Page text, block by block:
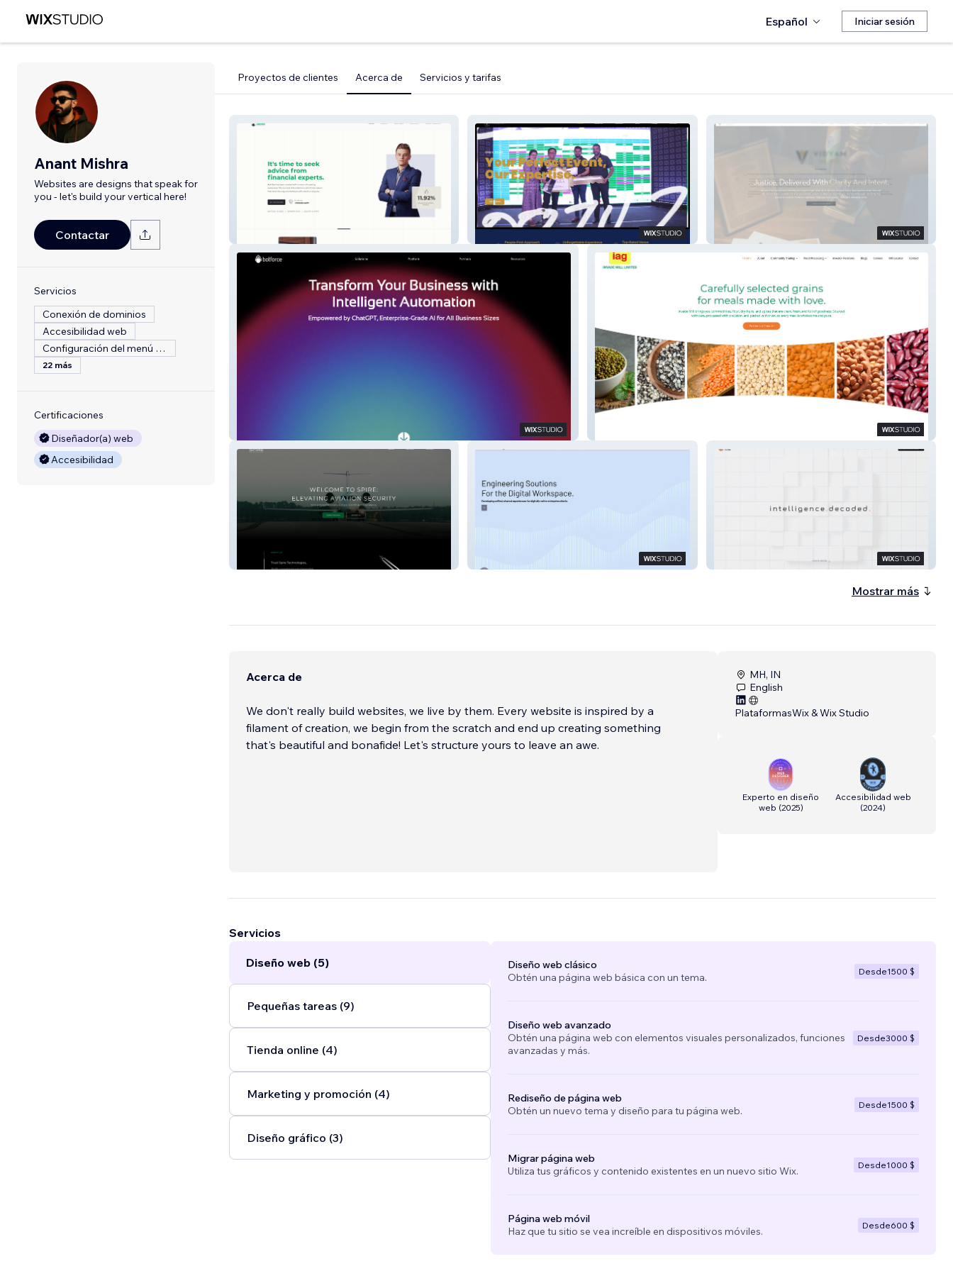
Español Iniciar sesión
Anant Mishra
Websites are designs that speak for
you - let's build your vertical here!
Contactar
Servicios
Conexión de dominios
Accesibilidad web
Configuración del menú del restaurante
22 más
Certificaciones
Diseñador(a) web
Accesibilidad
Proyectos de clientes Acerca de Servicios y tarifas
Ask Geo Events and Pro Vidyam Legal
Spire Operations
Mostrar más
Acerca de
We don't really build websites, we live by them. Every website is inspired by a
filament of creation, we begin from the scratch and end up creating something
that's beautiful and bonafide! Let's structure yours to leave an awe.
MH, IN
English
PlataformasWix & Wix Studio
Experto en diseño
web (2025)
Accesibilidad web
(2024)
Servicios
Diseño web (5)
Pequeñas tareas (9)
Tienda online (4)
Marketing y promoción (4)
Diseño gráfico (3)
Diseño web clásico
Obtén una página web básica con un tema.
Desde1500 $
Diseño web avanzado
Obtén una página web con elementos visuales personalizados, funciones
avanzadas y más.
Desde3000 $
Rediseño de página web
Obtén un nuevo tema y diseño para tu página web.
Desde1500 $
Migrar página web
Utiliza tus gráficos y contenido existentes en un nuevo sitio Wix.
Desde1000 $
Página web móvil
Haz que tu sitio se vea increíble en dispositivos móviles.
Desde600 $